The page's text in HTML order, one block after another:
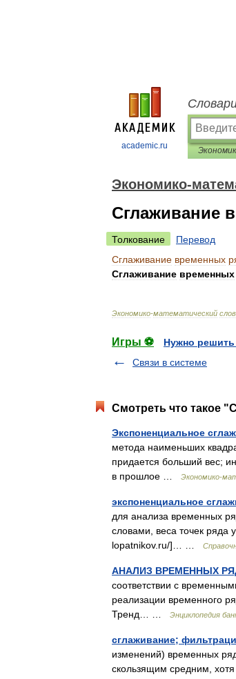
academic.ru
Экономико-
Сглаживание
Толкование
Перевод
Сглаживание временных
Сглаживание временных
Экономико-математический
Игры ⚽
Нужно
Связи в системе
Смотреть что такое
Экспоненциальное
метода наименьших
придается больший вес;
в прошлое …
Экономико-
экспоненциальное
для анализа временных
словами, веса точек
lopatnikov.ru/]… …
АНАЛИЗ ВРЕМЕННЫХ
соответствии с
реализации временного
Тренд… …
Энциклопедия
сглаживание;
изменений) временных
скользящим средним,